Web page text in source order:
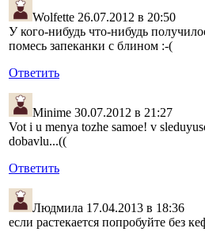
Wolfette 26.07.2012 в 20:50
У кого-нибудь что-нибудь
помесь запеканки с блином :-(
Ответить
Minime 30.07.2012 в 21:27
Vot i u menya tozhe samoe! v
dobavlu...((
Ответить
Людмила 17.04.2013 в 18:36
если растекается попробуйте без